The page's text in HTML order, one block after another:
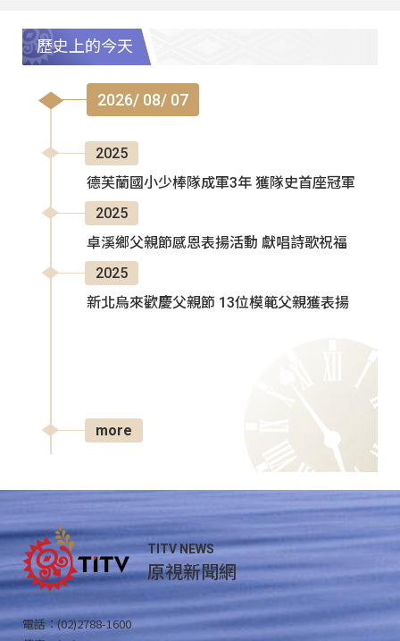
歷史上的今天
2026/ 08/ 07
2025
德芙蘭國小少棒隊成軍3年 獲隊史首座冠軍
2025
卓溪鄉父親節感恩表揚活動 獻唱詩歌祝福
2025
新北烏來歡慶父親節 13位模範父親獲表揚
more
TITV NEWS
原視新聞網
電話：(02)2788-1600